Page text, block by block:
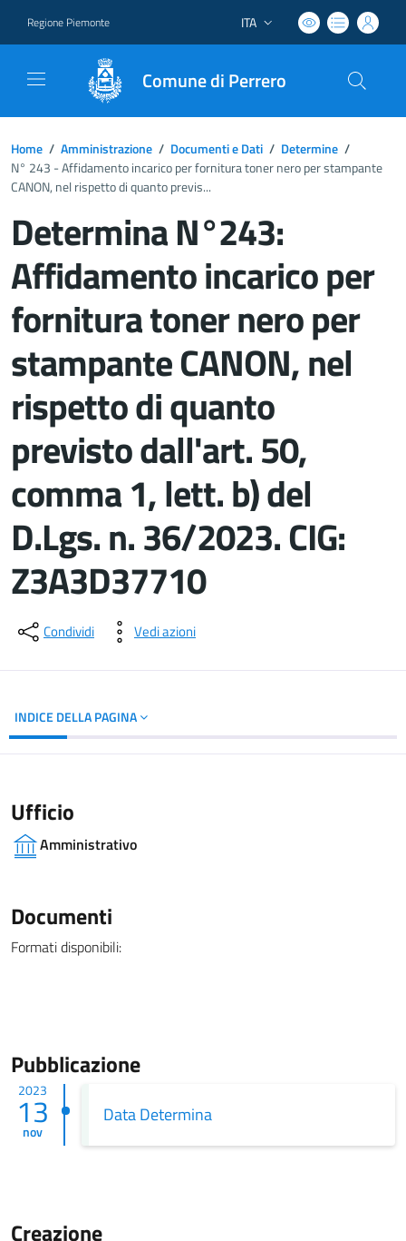
Regione Piemonte Lingua attiva:
ITA
Comune di Perrero
Home / Amministrazione / Documenti e Dati / Determine /
N° 243 - Affidamento incarico per fornitura toner nero per stampante
CANON, nel rispetto di quanto previs...
Determina N°243:
Affidamento incarico per
fornitura toner nero per
stampante CANON, nel
rispetto di quanto
previsto dall'art. 50,
comma 1, lett. b) del
D.Lgs. n. 36/2023. CIG:
Z3A3D37710
Dettagli del documento
Condividi Vedi azioni
INDICE DELLA PAGINA
Ufficio
Amministrativo
Documenti
Formati disponibili:
Pubblicazione
2023
13
nov
Data Determina
Creazione